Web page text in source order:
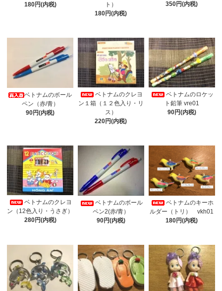
180円(内税)
ト）
180円(内税)
350円(内税)
ベトナムのボール
ペン（赤/青）
90円(内税)
ベトナムのクレヨ
ン１箱（１２色入り・リ
ス）
220円(内税)
ベトナムのロケッ
ト鉛筆 vre01
90円(内税)
ベトナムのクレヨ
ン（12色入り・うさぎ）
280円(内税)
ベトナムのボール
ペン2(赤/青）
90円(内税)
ベトナムのキーホ
ルダー（トリ） vkh01
180円(内税)